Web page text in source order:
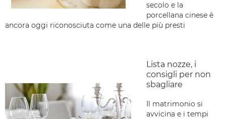
secolo e la
porcellana cinese è
ancora oggi riconosciuta come una delle più presti
Lista nozze, i
consigli per non
sbagliare
Il matrimonio si
avvicina e i tempi